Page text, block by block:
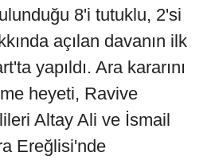
8'i tutuklu, 2'si
açılan davanın ilk
yapıldı. Ara kararını
heyeti, Ravive
Altay Ali ve İsmail
Ereğlisi'nde